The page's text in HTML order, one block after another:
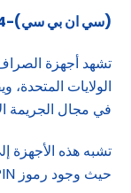
(سي ان بي سي)-09/09/2024
تشهد أجهزة
الولايات المتحدة،
في مجال الجريمة
تشبه هذه الأجهزة
حيث وجود رموز PIN ورسوم سحب، مثل أي صراف آلي آخر.